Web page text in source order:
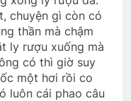
Cỏ Sầu
GIÁNG SINH
chuyện gì còn có
thần mà chậm
ly rượu xuống mà
có thì giờ suy
một hơi rồi co
luôn cái phao câu